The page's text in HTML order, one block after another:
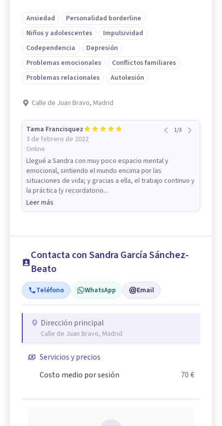
Ansiedad
Personalidad borderline
Niños y adolescentes
Impulsividad
Codependencia
Depresión
Problemas emocionales
Conflictos familiares
Problemas relacionales
Autolesión
Calle de Juan Bravo, Madrid
Tama Francisquez
3 de febrero de 2022
Online
1/3
Llegué a Sandra con muy poco espacio mental y
emocional, sintiendo el mundo encima por las
situaciones de vida; y gracias a ella, el trabajo continuo y
la práctica (y recordatorio...
Leer más
Contacta con Sandra García Sánchez-
Beato
Teléfono WhatsApp Email
Dirección principal
Calle de Juan Bravo, Madrid
Servicios y precios
Costo medio por sesión
70 €